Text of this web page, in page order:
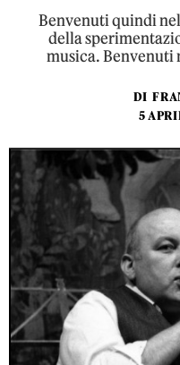
Benvenuti quindi
della
musica. Benvenuti
DI
5